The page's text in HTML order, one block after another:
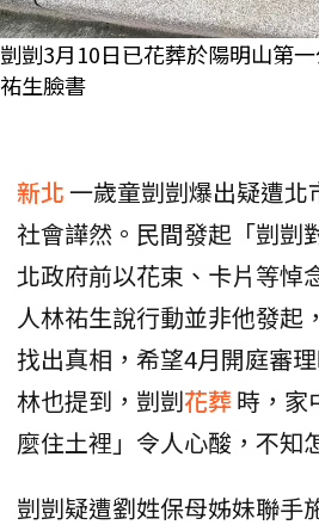
剴剴3月10日已花葬於陽明山第
祐生臉書
新北一歲童剴剴爆出疑遭北
社會譁然。民間發起「剴剴
北政府前以花束、卡片等悼
人林祐生說行動並非他發起
找出真相，希望4月開庭審
林也提到，剴剴花葬 時，家
麼住土裡」令人心酸，不知
剴剴疑遭劉姓保母姊妹聯手